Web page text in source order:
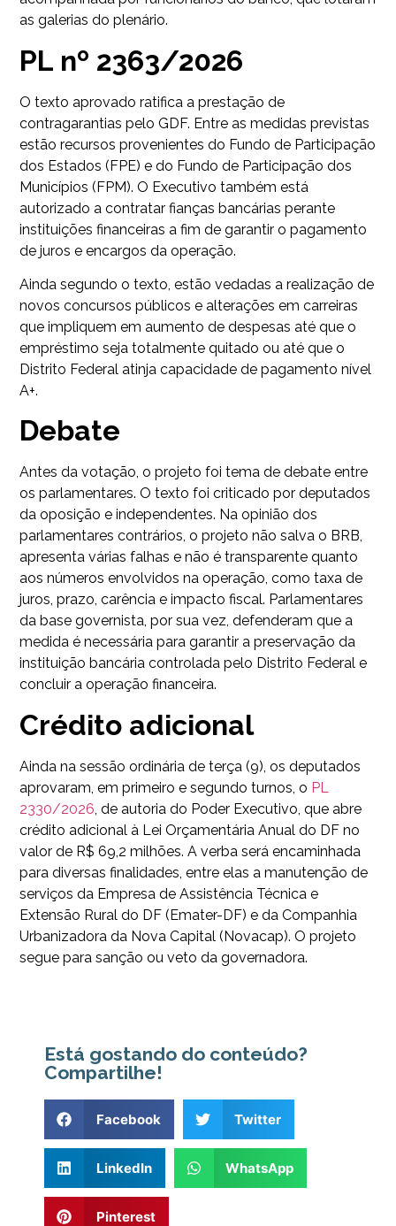
as galerias do plenário.
PL nº 2363/2026
O texto aprovado ratifica a prestação de
contragarantias pelo GDF. Entre as medidas previstas
estão recursos provenientes do Fundo de Participação
dos Estados (FPE) e do Fundo de Participação dos
Municípios (FPM). O Executivo também está
autorizado a contratar fianças bancárias perante
instituições financeiras a fim de garantir o pagamento
de juros e encargos da operação.
Ainda segundo o texto, estão vedadas a realização de
novos concursos públicos e alterações em carreiras
que impliquem em aumento de despesas até que o
empréstimo seja totalmente quitado ou até que o
Distrito Federal atinja capacidade de pagamento nível
A+.
Debate
Antes da votação, o projeto foi tema de debate entre
os parlamentares. O texto foi criticado por deputados
da oposição e independentes. Na opinião dos
parlamentares contrários, o projeto não salva o BRB,
apresenta várias falhas e não é transparente quanto
aos números envolvidos na operação, como taxa de
juros, prazo, carência e impacto fiscal. Parlamentares
da base governista, por sua vez, defenderam que a
medida é necessária para garantir a preservação da
instituição bancária controlada pelo Distrito Federal e
concluir a operação financeira.
Crédito adicional
Ainda na sessão ordinária de terça (9), os deputados
aprovaram, em primeiro e segundo turnos, o PL
2330/2026, de autoria do Poder Executivo, que abre
crédito adicional à Lei Orçamentária Anual do DF no
valor de R$ 69,2 milhões. A verba será encaminhada
para diversas finalidades, entre elas a manutenção de
serviços da Empresa de Assistência Técnica e
Extensão Rural do DF (Emater-DF) e da Companhia
Urbanizadora da Nova Capital (Novacap). O projeto
segue para sanção ou veto da governadora.
Está gostando do conteúdo?
Compartilhe!
Facebook Twitter
LinkedIn WhatsApp
Pinterest